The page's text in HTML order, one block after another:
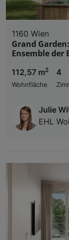
1160 Wien
Grand
Ensemble der
112,57 m2
Wohnfläche
4
Julie
EHL